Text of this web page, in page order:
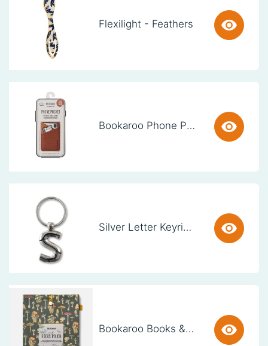
Flexilight - Feathers
Bookaroo Phone Pocket - Brown
Silver Letter Keyring - S (set van 3)
Bookaroo Books & Stuff Pouch - Botanical